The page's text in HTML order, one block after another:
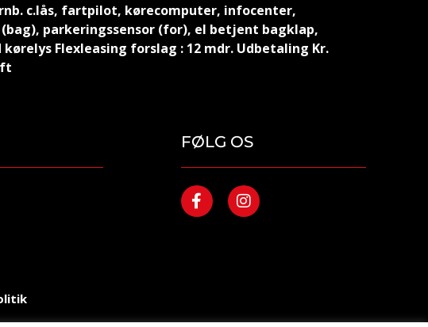
c.lås, fartpilot, kørecomputer, infocenter,
parkeringssensor (for), el betjent bagklap,
Flexleasing forslag : 12 mdr. Udbetaling Kr.
FØLG OS